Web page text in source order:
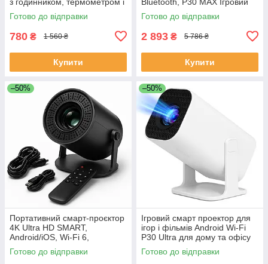
показником вологості RA-32
Готово до відправки
780 ₴ 1 560 ₴
Купити
проектор для дому приставка
UX-20
Готово до відправки
2 893 ₴ 5 786 ₴
Купити
–50%
Портативний смарт-проєктор
4K Ultra HD SMART,
Android/iOS, Wi-Fi 6,
Bluetooth, HDMI, домашній
кінотеатр JU-56
Готово до відправки
–50%
Ігровий смарт проектор для
ігор і фільмів Android Wi-Fi
P30 Ultra для дому та офісу
домашній кінотеатр SC-76
Готово до відправки